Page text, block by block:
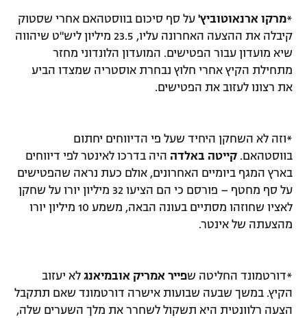
*מרקו ארנאוטוביץ' על סף סיכום בווסטהאם אחרי שסטוק
קיבלה את ההצעה האחרונה עליו, 23.5 מיליון ליש"ט שיהווה
שיא מועדון עבור הפטישים. המועדון הלונדוני מחזר
מתחילת הקיץ אחרי חלוץ נבחרת אוסטריה שמצדו הביע
את רצונו לעזוב את הפטישים.
*וזה לא השחקן היחיד שעל פי הדיווחים יחתום
בווסטהאם. קייטה באלדה היה בדרכו לאינטר לפי דיווחים
בארץ המגף ביומיים האחרונים, אולם כעת נראה שהפטישים
על סף מחטף – פורסם כי הם הציעו 32 מיליון יורו על שחקן
לאציו שחוזהו מסתיים בעונה הבאה, משמע 10 מיליון יורו
מהצעתה של אינטר.
*דורטמונד החליטה שפייר אמריק אובמיאנג לא יעזוב
הקיץ. במשך שבעה שבועות אישרה דורטמונד שאם תתקבל
הצעה רלוונטית היא תשקול לשחרר את מלך השערים שלה,